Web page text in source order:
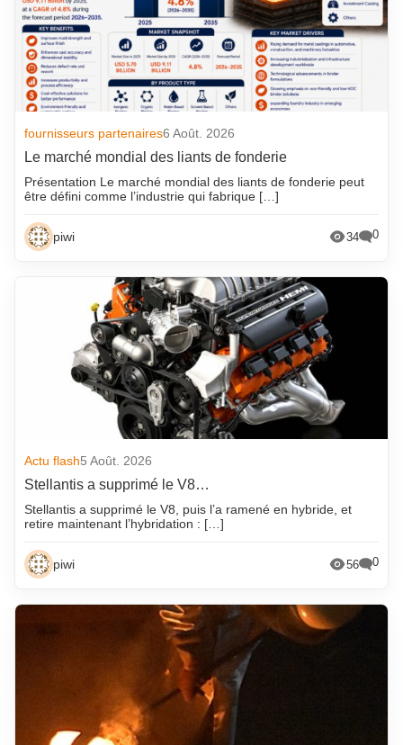
fournisseurs partenaires6 Août. 2026
Le marché mondial des liants de fonderie
Présentation Le marché mondial des liants de fonderie peut
être défini comme l’industrie qui fabrique […]
piwi 34 0
Actu flash5 Août. 2026
Stellantis a supprimé le V8…
Stellantis a supprimé le V8, puis l’a ramené en hybride, et
retire maintenant l’hybridation : […]
piwi 56 0